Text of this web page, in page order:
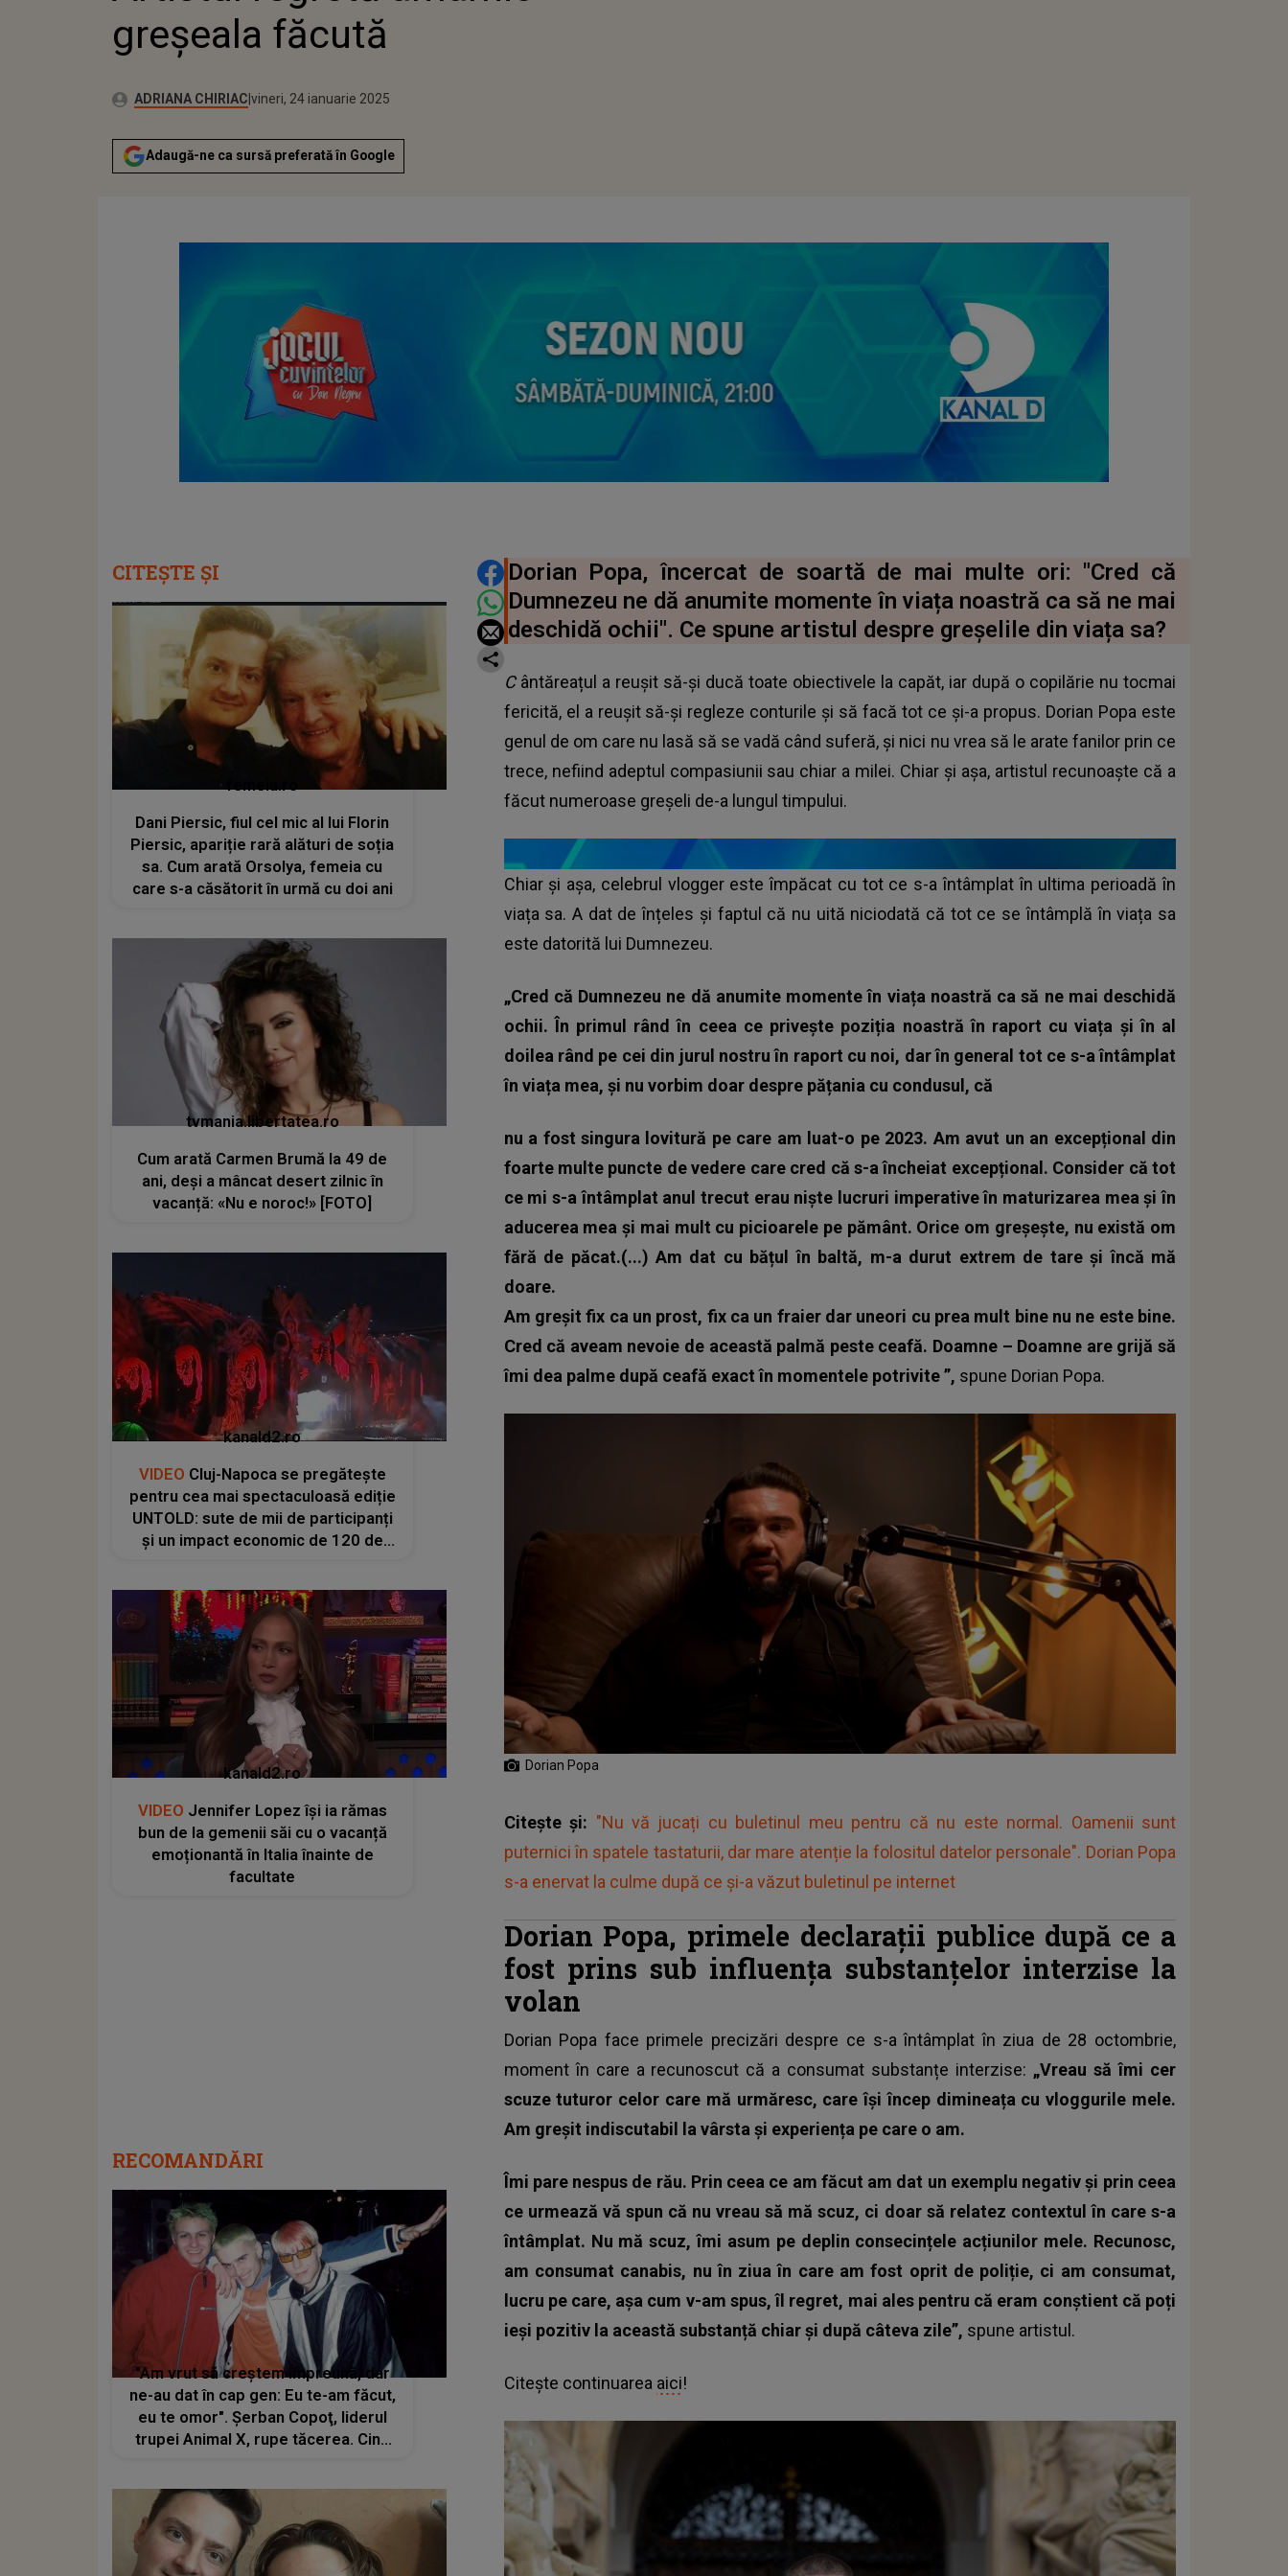
greșeala făcută
Autor:ADRIANA CHIRIACPublicat:
miercuri, 24 ianuarie 2024
Actualizat:
vineri, 24 ianuarie 2025
Adaugă-ne ca sursă preferată în Google
DISTRIBUIE ARTICOLUL
Dorian Popa, încercat de soartă de mai multe ori: "Cred că
Dumnezeu ne dă anumite momente în viața noastră ca să ne mai
deschidă ochii". Ce spune artistul despre greșelile din viața sa?
C ântăreațul a reușit să-și ducă toate obiectivele la capăt, iar după o copilărie nu tocmai
fericită, el a reușit să-și regleze conturile și să facă tot ce și-a propus. Dorian Popa este
genul de om care nu lasă să se vadă când suferă, și nici nu vrea să le arate fanilor prin ce
trece, nefiind adeptul compasiunii sau chiar a milei. Chiar și așa, artistul recunoaște că a
făcut numeroase greșeli de-a lungul timpului.
Chiar și așa, celebrul vlogger este împăcat cu tot ce s-a întâmplat în ultima perioadă în
viața sa. A dat de înțeles și faptul că nu uită niciodată că tot ce se întâmplă în viața sa
este datorită lui Dumnezeu.
„Cred că Dumnezeu ne dă anumite momente în viața noastră ca să ne mai deschidă
ochii. În primul rând în ceea ce privește poziția noastră în raport cu viața și în al
doilea rând pe cei din jurul nostru în raport cu noi, dar în general tot ce s-a întâmplat
în viața mea, și nu vorbim doar despre pățania cu condusul, că
nu a fost singura lovitură pe care am luat-o pe 2023. Am avut un an excepțional din
foarte multe puncte de vedere care cred că s-a încheiat excepțional. Consider că tot
ce mi s-a întâmplat anul trecut erau niște lucruri imperative în maturizarea mea și în
aducerea mea și mai mult cu picioarele pe pământ. Orice om greșește, nu există om
fără de păcat.(...)Am dat cu bățul în baltă, m-a durut extrem de tare și încă mă
doare.
Am greșit fix ca un prost, fix ca un fraier dar uneori cu prea mult bine nu ne este bine.
Cred că aveam nevoie de această palmă peste ceafă. Doamne – Doamne are grijă să
îmi dea palme după ceafă exact în momentele potrivite ”, spune Dorian Popa.
Dorian Popa
Citește și: "Nu vă jucați cu buletinul meu pentru că nu este normal. Oamenii sunt
puternici în spatele tastaturii, dar mare atenție la folositul datelor personale". Dorian Popa
s-a enervat la culme după ce și-a văzut buletinul pe internet
Dorian Popa, primele declarații publice după ce a
fost prins sub influența substanțelor interzise la
volan
Dorian Popa face primele precizări despre ce s-a întâmplat în ziua de 28 octombrie,
moment în care a recunoscut că a consumat substanțe interzise: „Vreau să îmi cer
scuze tuturor celor care mă urmăresc, care își încep dimineața cu vloggurile mele.
Am greșit indiscutabil la vârsta și experiența pe care o am.
Îmi pare nespus de rău. Prin ceea ce am făcut am dat un exemplu negativ și prin ceea
ce urmează vă spun că nu vreau să mă scuz, ci doar să relatez contextul în care s-a
întâmplat. Nu mă scuz, îmi asum pe deplin consecințele acțiunilor mele. Recunosc,
am consumat canabis, nu în ziua în care am fost oprit de poliție, ci am consumat,
lucru pe care, așa cum v-am spus, îl regret, mai ales pentru că eram conștient că poți
ieși pozitiv la această substanță chiar și după câteva zile”, spune artistul.
Citește continuarea aici!
CITEȘTE ȘI
femeia.ro
Dani Piersic, fiul cel mic al lui Florin
Piersic, apariție rară alături de soția
sa. Cum arată Orsolya, femeia cu
care s-a căsătorit în urmă cu doi ani
tvmania.libertatea.ro
Cum arată Carmen Brumă la 49 de
ani, deși a mâncat desert zilnic în
vacanță: «Nu e noroc!» [FOTO]
kanald2.ro
VIDEO Cluj-Napoca se pregătește
pentru cea mai spectaculoasă ediție
UNTOLD: sute de mii de participanți
și un impact economic de 120 de
kanald2.ro
VIDEO Jennifer Lopez își ia rămas
bun de la gemenii săi cu o vacanță
emoționantă în Italia înainte de
facultate
RECOMANDĂRI
"Am vrut să creștem împreună, dar
ne-au dat în cap gen: Eu te-am făcut,
eu te omor". Şerban Copoţ, liderul
trupei Animal X, rupe tăcerea. Cine